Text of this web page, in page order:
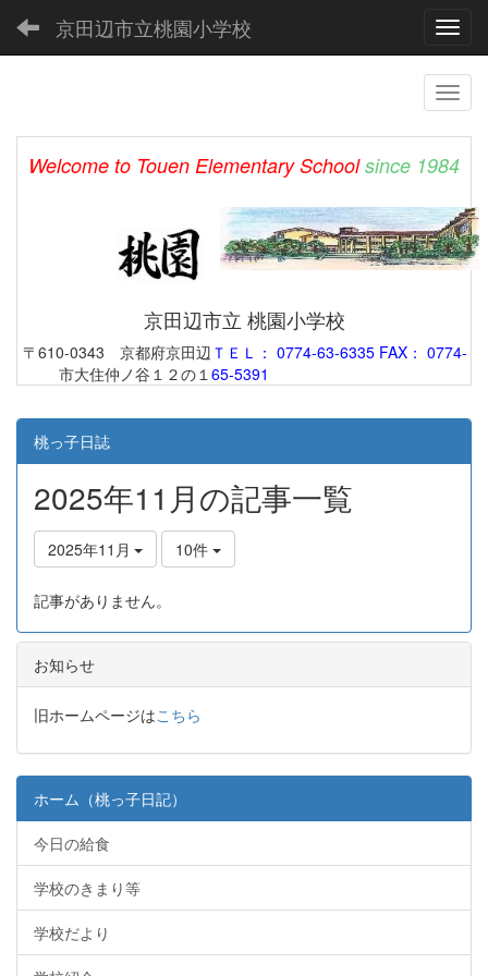
京田辺市立桃園小学校
Welcome to Touen Elementary School since 1984
京田辺市立 桃園小学校
〒610-0343 京都府京田辺
市大住仲ノ谷１２の１
ＴＥＬ： 0774-63-6335 FAX： 0774-
65-5391
桃っ子日誌
2025年11月の記事一覧
2025年11月 10件
記事がありません。
お知らせ
旧ホームページはこちら
ホーム（桃っ子日記）
今日の給食
学校のきまり等
学校だより